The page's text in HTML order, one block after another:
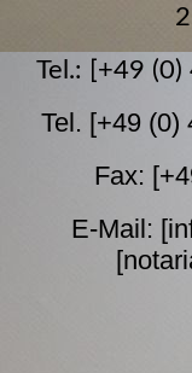
Tel.: [+49
Tel. [+49 (0)
Fax:
E-Mail: [